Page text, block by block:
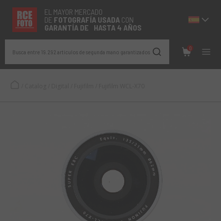
EL MAYOR MERCADO
DE FOTOGRAFÍA USADA CON
GARANTÍA DE HASTA 4 AÑOS
Busca entre 19.292 artículos de segunda mano garantizados
0